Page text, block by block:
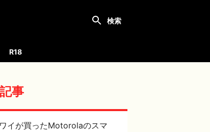
R18
事
ワイが買ったMotorolaのスマ